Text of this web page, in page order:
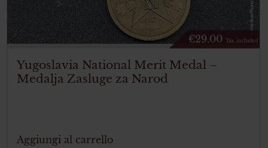
€29.00 Tax. included
Yugoslavia National Merit Medal –
Medalja Zasluge za Narod
Aggiungi al carrello